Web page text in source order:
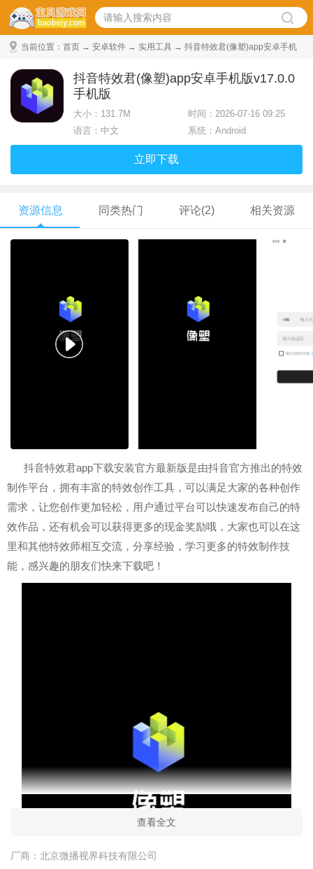
当前位置： 首页 → 安卓软件 → 实用工具 → 抖音特效君(像塑)app安卓手机
抖音特效君(像塑)app安卓手机版v17.0.0
手机版
大小： 131.7M
时间：2026-07-16 09:25
语言：中文
系统：Android
立即下载
资源信息 同类热门 评论(2) 相关资源
抖音特效君app下载安装官方最新版是由抖音官方推出的特效
制作平台，拥有丰富的特效创作工具，可以满足大家的各种创作
需求，让您创作更加轻松，用户通过平台可以快速发布自己的特
效作品，还有机会可以获得更多的现金奖励哦，大家也可以在这
里和其他特效师相互交流，分享经验，学习更多的特效制作技
能，感兴趣的朋友们快来下载吧！
查看全文
厂商： 北京微播视界科技有限公司